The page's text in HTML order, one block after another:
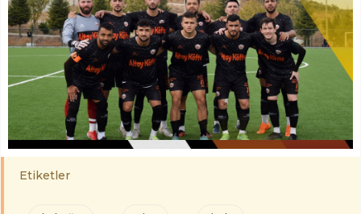
Etiketler